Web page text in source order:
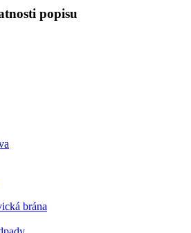
popisu
brána